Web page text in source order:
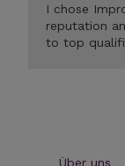
I chose
reputation
to top
Über uns